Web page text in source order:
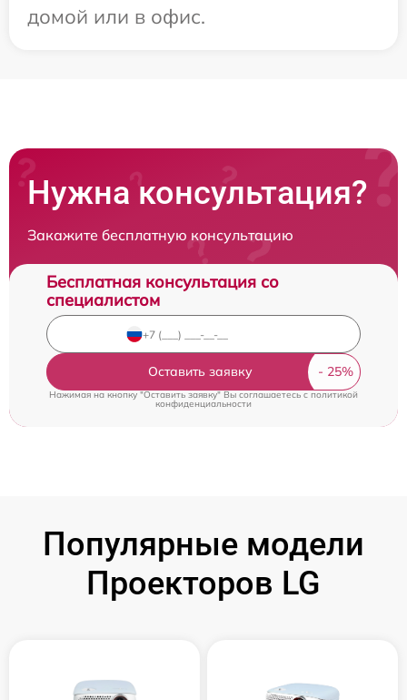
домой или в офис.
Нужна консультация?
Закажите бесплатную консультацию
Бесплатная консультация со
специалистом
Оставить заявку
Нажимая на кнопку "Оставить заявку" Вы соглашаетесь cполитикой
конфиденциальности
Популярные модели
Проекторов LG